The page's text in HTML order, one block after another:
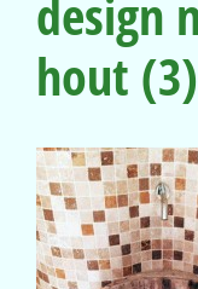
design
hout (3)